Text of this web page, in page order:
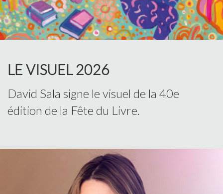
LE VISUEL 2026
David Sala signe le visuel de la 40e
édition de la Fête du Livre.